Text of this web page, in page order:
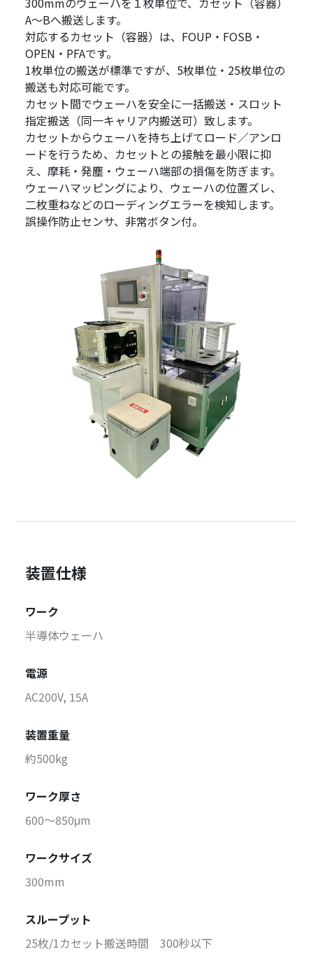
A～Bへ搬送します。
対応するカセット（容器）は、FOUP・FOSB・
OPEN・PFAです。
1枚単位の搬送が標準ですが、5枚単位・25枚単位の
搬送も対応可能です。
カセット間でウェーハを安全に一括搬送・スロット
指定搬送（同一キャリア内搬送可）致します。
カセットからウェーハを持ち上げてロード／アンロ
ードを行うため、カセットとの接触を最小限に抑
え、摩耗・発塵・ウェーハ端部の損傷を防ぎます。
ウェーハマッピングにより、ウェーハの位置ズレ、
二枚重ねなどのローディングエラーを検知します。
誤操作防止センサ、非常ボタン付。
装置仕様
ワーク
半導体ウェーハ
電源
AC200V, 15A
装置重量
約500kg
ワーク厚さ
600～850μm
ワークサイズ
300mm
スループット
25枚/1カセット搬送時間 300秒以下